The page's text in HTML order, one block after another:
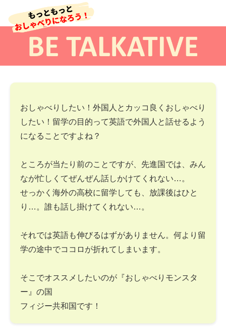
おしゃべりしたい！外国人とカッコ良くおしゃべり
したい！留学の目的って英語で外国人と話せるよう
になることですよね？
ところが当たり前のことですが、先進国では、みん
なが忙しくてぜんぜん話しかけてくれない…。
せっかく海外の高校に留学しても、放課後はひと
り…。誰も話し掛けてくれない…。
それでは英語も伸びるはずがありません。何より留
学の途中でココロが折れてしまいます。
そこでオススメしたいのが『おしゃべりモンスタ
ー』の国
フィジー共和国です！